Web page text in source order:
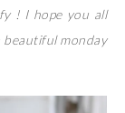
! I hope you all
beautiful monday